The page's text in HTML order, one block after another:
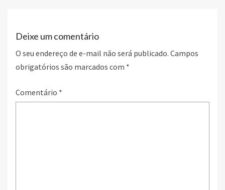
Deixe um comentário
O seu endereço de e-mail não será publicado. Campos
obrigatórios são marcados com *
Comentário *